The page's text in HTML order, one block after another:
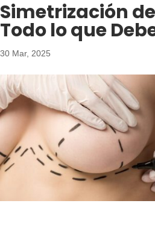
Simetrización
Todo lo que
30 Mar, 2025